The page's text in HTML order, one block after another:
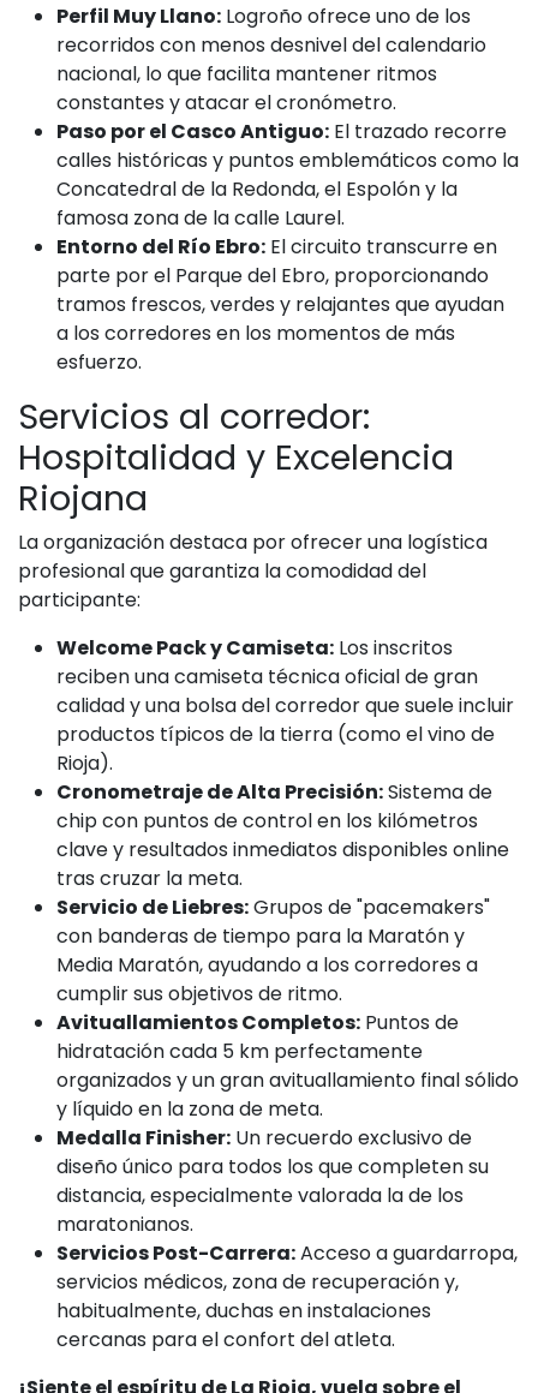
Perfil Muy Llano: Logroño ofrece uno de los
recorridos con menos desnivel del calendario
nacional, lo que facilita mantener ritmos
constantes y atacar el cronómetro.
Paso por el Casco Antiguo: El trazado recorre
calles históricas y puntos emblemáticos como la
Concatedral de la Redonda, el Espolón y la
famosa zona de la calle Laurel.
Entorno del Río Ebro: El circuito transcurre en
parte por el Parque del Ebro, proporcionando
tramos frescos, verdes y relajantes que ayudan
a los corredores en los momentos de más
esfuerzo.
Servicios al corredor:
Hospitalidad y Excelencia
Riojana
La organización destaca por ofrecer una logística
profesional que garantiza la comodidad del
participante:
Welcome Pack y Camiseta: Los inscritos
reciben una camiseta técnica oficial de gran
calidad y una bolsa del corredor que suele incluir
productos típicos de la tierra (como el vino de
Rioja).
Cronometraje de Alta Precisión:Sistema de
chip con puntos de control en los kilómetros
clave y resultados inmediatos disponibles online
tras cruzar la meta.
Servicio de Liebres:Grupos de "pacemakers"
con banderas de tiempo para la Maratón y
Media Maratón, ayudando a los corredores a
cumplir sus objetivos de ritmo.
Avituallamientos Completos: Puntos de
hidratación cada 5 km perfectamente
organizados y un gran avituallamiento final sólido
y líquido en la zona de meta.
Medalla Finisher: Un recuerdo exclusivo de
diseño único para todos los que completen su
distancia, especialmente valorada la de los
maratonianos.
Servicios Post-Carrera:Acceso a guardarropa,
servicios médicos, zona de recuperación y,
habitualmente, duchas en instalaciones
cercanas para el confort del atleta.